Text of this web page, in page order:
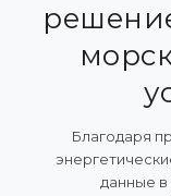
ПРИМЕРЫ И
КАТАЛОГ
ПРЕСС-ЦЕНТР
Благодаря
данные